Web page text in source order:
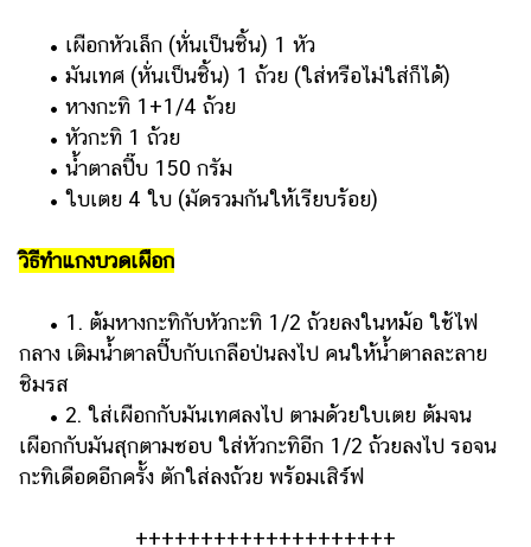
• เผือกหัวเล็ก (หั่นเป็นชิ้น) 1 หัว
• มันเทศ (หั่นเป็นชิ้น) 1 ถ้วย (ใส่หรือไม่ใส่ก็ได้)
• หางกะทิ 1+1/4 ถ้วย
• หัวกะทิ 1 ถ้วย
• น้ำตาลปี๊บ 150 กรัม
• ใบเตย 4 ใบ (มัดรวมกันให้เรียบร้อย)
วิธีทำแกงบวดเผือก
• 1. ต้มหางกะทิกับหัวกะทิ 1/2 ถ้วยลงในหม้อ ใช้ไฟ
กลาง เติมน้ำตาลปี๊บกับเกลือป่นลงไป คนให้น้ำตาลละลาย
ชิมรส
• 2. ใส่เผือกกับมันเทศลงไป ตามด้วยใบเตย ต้มจน
เผือกกับมันสุกตามชอบ ใส่หัวกะทิอีก 1/2 ถ้วยลงไป รอจน
กะทิเดือดอีกครั้ง ตักใส่ลงถ้วย พร้อมเสิร์ฟ
++++++++++++++++++++